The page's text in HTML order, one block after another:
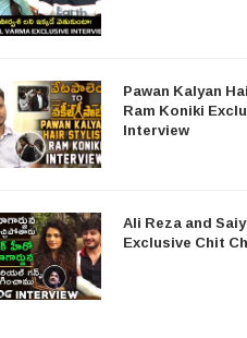
Pawan Kalyan
Ram Koniki
Interview
Ali Reza and
Exclusive Chit